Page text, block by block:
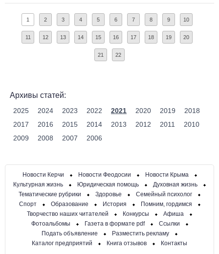
1 2 3 4 5 6 7 8 9 10
11 12 13 14 15 16 17 18 19 20
21 22
Архивы статей:
2025 2024 2023 2022 2021 2020 2019
2018
2017
2016 2015 2014 2013 2012 2011
2010
2009
2008 2007 2006
Новости Керчи Новости Феодосии
Новости Крыма
Культурная жизнь
Юридическая помощь
Духовная жизнь
Тематические рубрики
Здоровье
Семейный психолог
Спорт
Образование История
Помним, гордимся
Творчество наших читателей
Конкурсы
Афиша
Фотоальбомы
Газета в формате pdf
Ссылки
Подать объявление
Разместить рекламу
Каталог предприятий
Книга отзывов Контакты